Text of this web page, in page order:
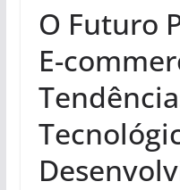
O Futuro
E-